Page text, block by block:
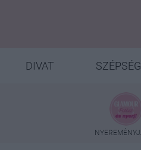
DIVAT SZÉPSÉG